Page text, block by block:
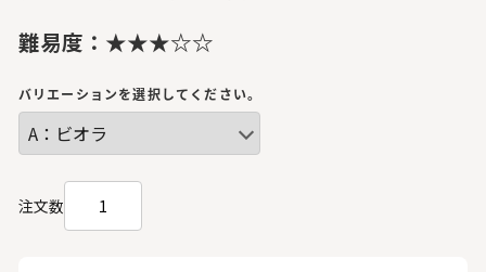
難易度：★★★☆☆
バリエーションを選択してください。
注文数